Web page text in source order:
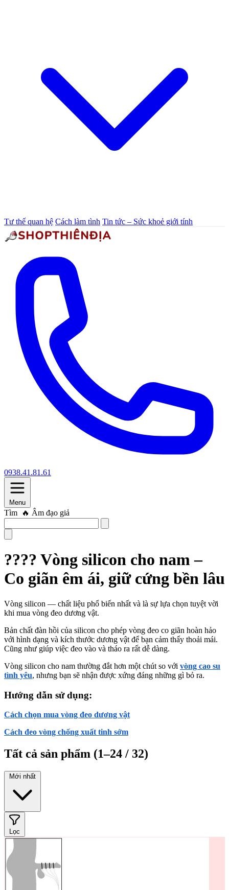
Tư thế quan hệ Cách làm tình Tin tức – Sức khoẻ giới tính
0938.41.81.61
Menu
Tìm 🔥 Âm đạo giả
???? Vòng silicon cho nam –
Co giãn êm ái, giữ cứng bền lâu
Vòng silicon — chất liệu phổ biến nhất và là sự lựa chọn tuyệt vời
khi mua vòng đeo dương vật.
Bản chất đàn hồi của silicon cho phép vòng đeo co giãn hoàn hảo
với hình dạng và kích thước dương vật để bạn cảm thấy thoải mái.
Cũng như giúp việc đeo vào và tháo ra rất dễ dàng.
Vòng silicon cho nam thường đắt hơn một chút so với vòng cao su
tình yêu, nhưng bạn sẽ nhận được xứng đáng những gì bỏ ra.
Hướng dẫn sử dụng:
Cách chọn mua vòng đeo dương vật
Cách đeo vòng chống xuất tinh sớm
Tất cả sản phẩm (1–24 / 32)
Mới nhất
Lọc